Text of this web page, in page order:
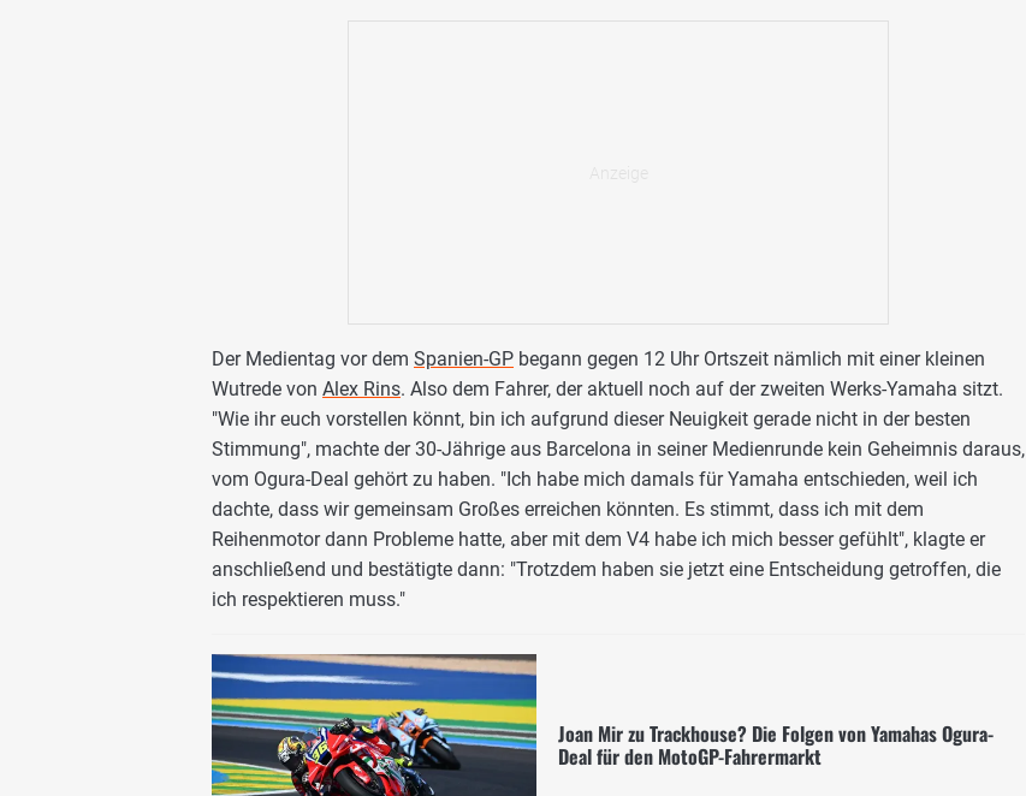
Der Medientag vor dem Spanien-GP begann gegen 12 Uhr Ortszeit nämlich mit einer kleinen
Wutrede von Alex Rins. Also dem Fahrer, der aktuell noch auf der zweiten Werks-Yamaha sitzt.
"Wie ihr euch vorstellen könnt, bin ich aufgrund dieser Neuigkeit gerade nicht in der besten
Stimmung", machte der 30-Jährige aus Barcelona in seiner Medienrunde kein Geheimnis daraus,
vom Ogura-Deal gehört zu haben. "Ich habe mich damals für Yamaha entschieden, weil ich
dachte, dass wir gemeinsam Großes erreichen könnten. Es stimmt, dass ich mit dem
Reihenmotor dann Probleme hatte, aber mit dem V4 habe ich mich besser gefühlt", klagte er
anschließend und bestätigte dann: "Trotzdem haben sie jetzt eine Entscheidung getroffen, die
ich respektieren muss."
Joan Mir zu Trackhouse? Die Folgen von Yamahas Ogura-
Deal für den MotoGP-Fahrermarkt